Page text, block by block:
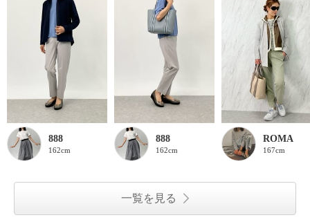
888
162cm
888
162cm
ROMA
167cm
一覧を見る